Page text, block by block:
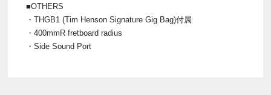
■OTHERS
・THGB1 (Tim Henson Signature Gig Bag)付属
・400mmR fretboard radius
・Side Sound Port